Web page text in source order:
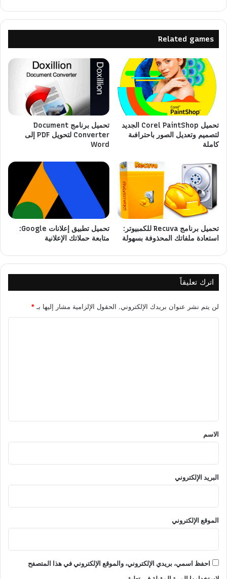
Related games
تحميل Corel PaintShop الجديد
لتصميم وتعديل الصور باحترافىة
كاملة
تحميل برنامج Document
Converter لتحويل PDF إلى
Word
تحميل برنامج Recuva للكمبيوتر:
استعادة ملفاتك المحذوفة بسهولة
تحميل تطبيق إعلانات Google:
متابعة حملاتك الإعلانية
اترك تعليقاً
لن يتم نشر عنوان بريدك الإلكتروني. الحقول الإلزامية مشار إليها بـ *
*
الاسم
البريد الإلكتروني
الموقع الإلكتروني
احفظ اسمي، بريدي الإلكتروني، والموقع الإلكتروني في هذا المتصفح